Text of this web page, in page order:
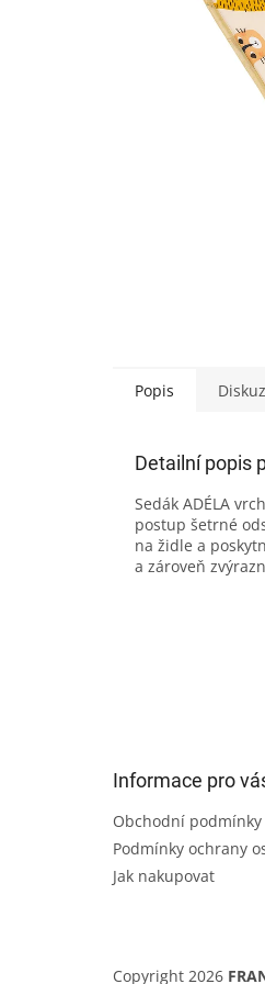
Popis
Detailní popis
Sedák ADÉLA
postup šetrné
na židle a
a zároveň
Informace pro
Obchodní podmínky
Podmínky ochrany
Jak nakupovat
Copyright 2026